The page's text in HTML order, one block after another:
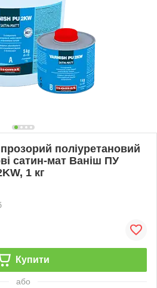
поліуретановий
сатин-мат Ваніш ПУ
1 кг
Купити
або